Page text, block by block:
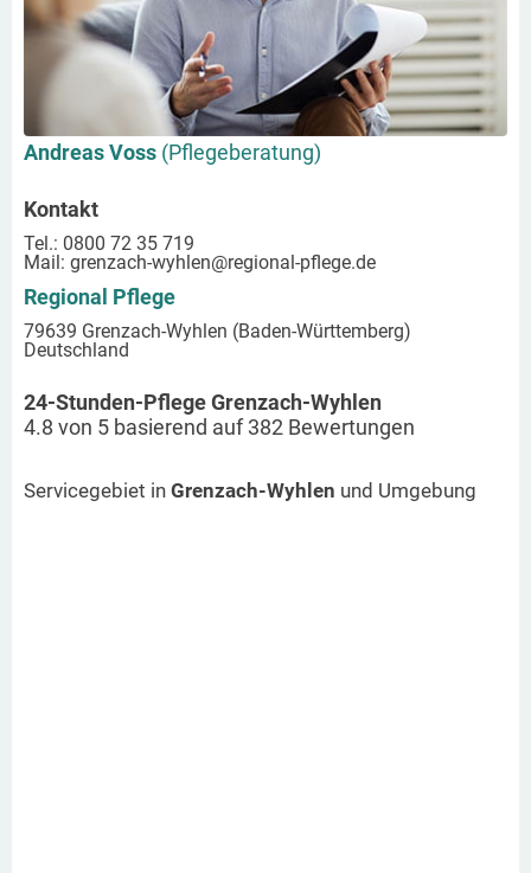
Andreas Voss (Pflegeberatung)
Kontakt
Tel.: 0800 72 35 719
Mail: grenzach-wyhlen@regional-pflege.de
Regional Pflege
79639 Grenzach-Wyhlen (Baden-Württemberg)
Deutschland
24-Stunden-Pflege Grenzach-Wyhlen
4.8 von 5 basierend auf382 Bewertungen
Servicegebiet in Grenzach-Wyhlen und Umgebung